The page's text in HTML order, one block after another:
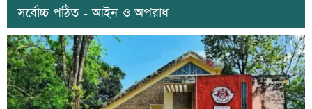
সর্বোচ্চ পঠিত - আইন ও অপরাধ